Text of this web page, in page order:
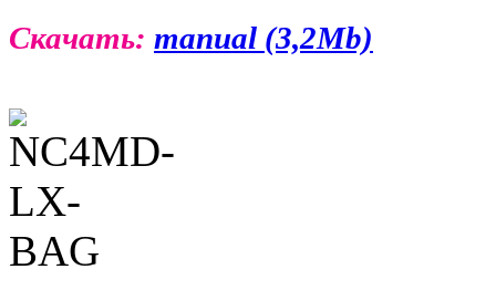
Скачать: manual (3,2Mb)